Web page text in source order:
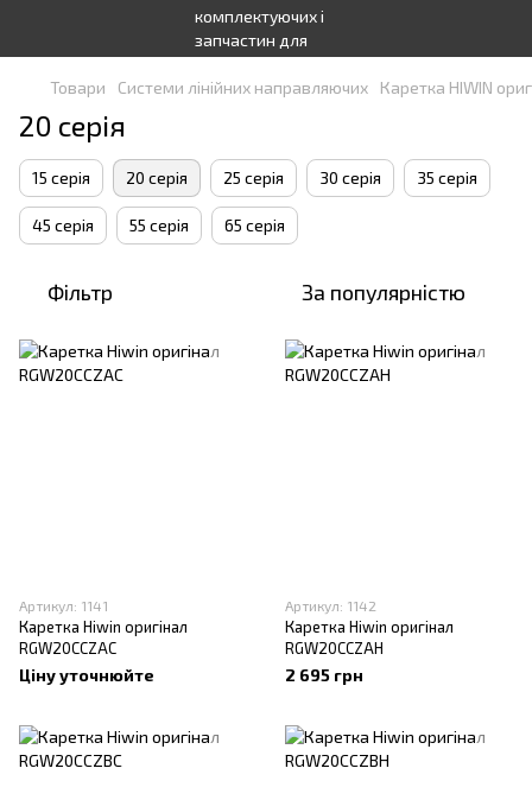
Товари Системи лінійних направляючих Каретка HIWIN
20 серія
15 серія 20 серія 25 серія 30 серія 35 серія
45 серія 55 серія 65 серія
Фільтр За популярністю
Артикул: 1141
Каретка Hiwin оригінал
RGW20CCZAC
Ціну уточнюйте
Артикул: 1142
Каретка Hiwin оригінал
RGW20CCZAH
2 695 грн